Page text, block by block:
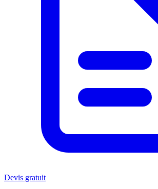
Devis gratuit